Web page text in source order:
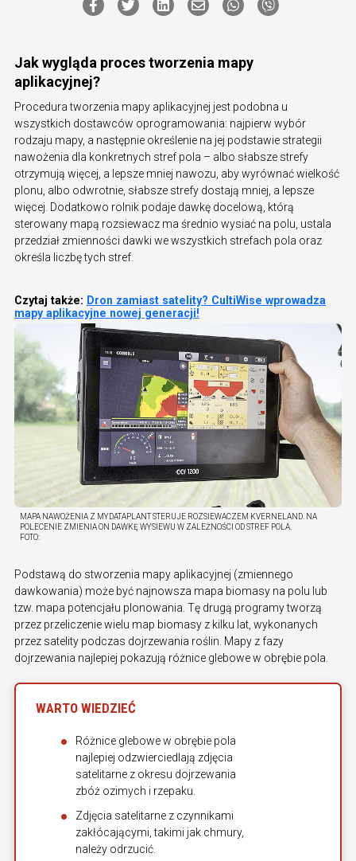
Jak wygląda proces tworzenia mapy
aplikacyjnej?
Procedura tworzenia mapy aplikacyjnej jest podobna u
wszystkich dostawców oprogramowania: najpierw wybór
rodzaju mapy, a następnie określenie na jej podstawie strategii
nawożenia dla konkretnych stref pola – albo słabsze strefy
otrzymują więcej, a lepsze mniej nawozu, aby wyrównać wielkość
plonu, albo odwrotnie, słabsze strefy dostają mniej, a lepsze
więcej. Dodatkowo rolnik podaje dawkę docelową, którą
sterowany mapą rozsiewacz ma średnio wysiać na polu, ustala
przedział zmienności dawki we wszystkich strefach pola oraz
określa liczbę tych stref.
Czytaj także: Dron zamiast satelity? CultiWise wprowadza
mapy aplikacyjne nowej generacji!
MAPA NAWOŻENIA Z MYDATAPLANT STERUJE ROZSIEWACZEM KVERNELAND. NA
POLECENIE ZMIENIA ON DAWKĘ WYSIEWU W ZALEŻNOŚCI OD STREF POLA.
FOTO:
Podstawą do stworzenia mapy aplikacyjnej (zmiennego
dawkowania) może być najnowsza mapa biomasy na polu lub
tzw. mapa potencjału plonowania. Tę drugą programy tworzą
przez przeliczenie wielu map biomasy z kilku lat, wykonanych
przez satelity podczas dojrzewania roślin. Mapy z fazy
dojrzewania najlepiej pokazują różnice glebowe w obrębie pola.
WARTO WIEDZIEĆ
Różnice glebowe w obrębie pola
najlepiej odzwierciedlają zdjęcia
satelitarne z okresu dojrzewania
zbóż ozimych i rzepaku.
Zdjęcia satelitarne z czynnikami
zakłócającymi, takimi jak chmury,
należy odrzucić.